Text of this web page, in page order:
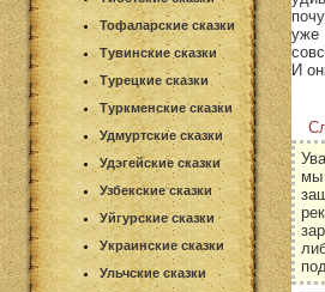
Тофаларские сказки
Тувинские сказки
Турецкие сказки
Туркменские сказки
Удмуртские сказки
Удэгейские сказки
Узбекские сказки
Уйгурские сказки
Украинские сказки
Ульчские сказки
И
мы